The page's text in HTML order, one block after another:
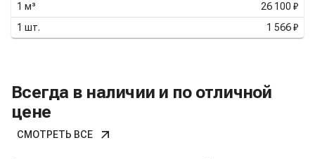
1 м³
26 100 ₽
1 шт. 1 566 ₽
Всегда в наличии и по отличной
цене
СМОТРЕТЬ ВСЕ